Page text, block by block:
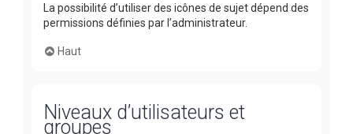
La possibilité d’utiliser des icônes de sujet dépend des
permissions définies par l’administrateur.
Haut
Niveaux d’utilisateurs et
groupes